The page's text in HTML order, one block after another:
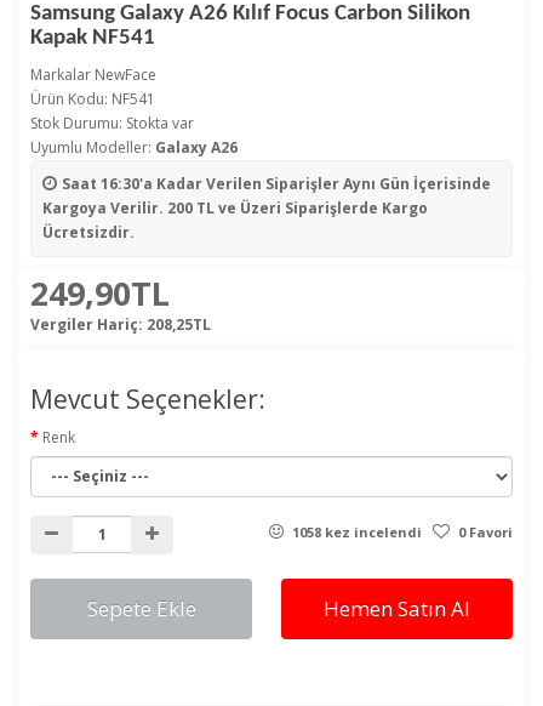
Samsung Galaxy A26 Kılıf Focus Carbon Silikon
Kapak NF541
Markalar NewFace
Ürün Kodu: NF541
Stok Durumu: Stokta var
Uyumlu Modeller: Galaxy A26
Saat 16:30'a Kadar Verilen SiparişlerAynı Gün İçerisinde
Kargoya Verilir. 200 TL ve Üzeri Siparişlerde Kargo
Ücretsizdir.
249,90TL
Vergiler Hariç: 208,25TL
Mevcut Seçenekler:
Renk
1058 kez incelendi 0 Favori
Sepete Ekle Hemen Satın Al